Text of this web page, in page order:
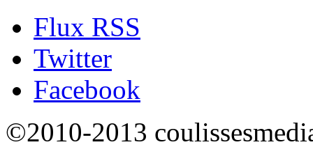
Flux RSS
Twitter
Facebook
©2010-2013